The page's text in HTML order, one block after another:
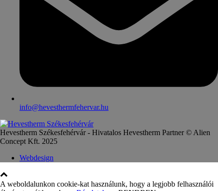
info@hevesthermfehervar.hu
Hevestherm Székesfehérvár - Hivatalos Hevestherm Partner © Alien
Concept Kft. 2025
Webdesign
A weboldalunkon cookie-kat használunk, hogy a legjobb felhasználói